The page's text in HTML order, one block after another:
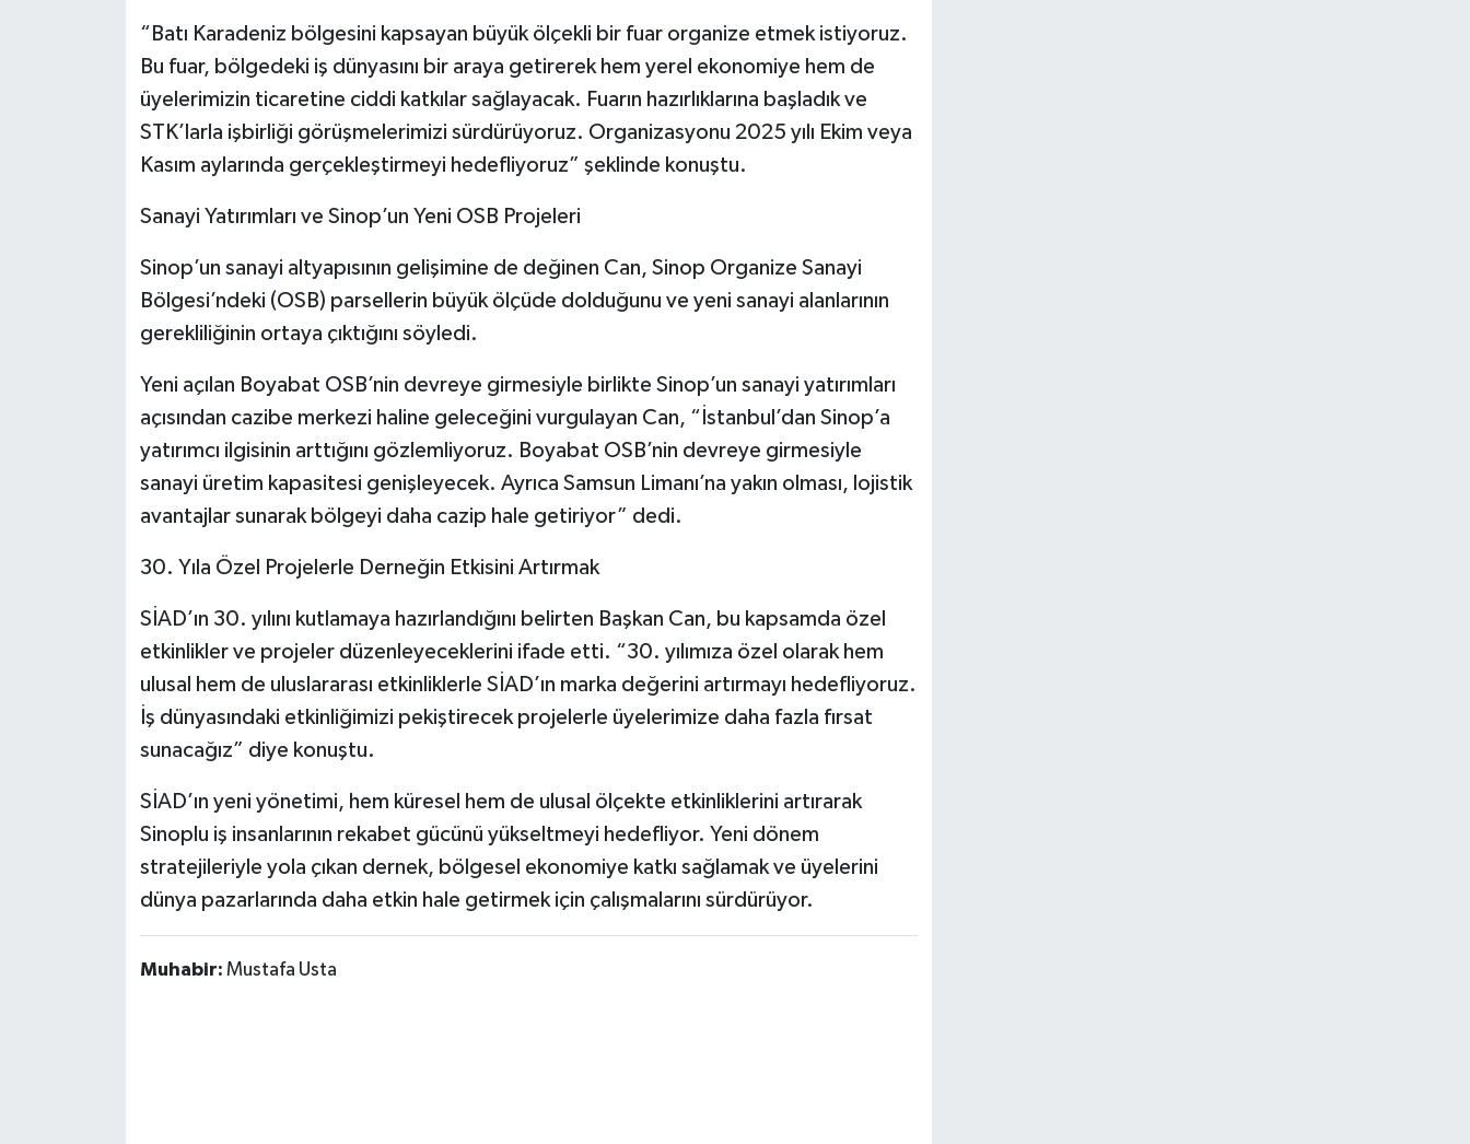
“Batı Karadeniz bölgesini kapsayan büyük ölçekli bir fuar organize etmek istiyoruz.
Bu fuar, bölgedeki iş dünyasını bir araya getirerek hem yerel ekonomiye hem de
üyelerimizin ticaretine ciddi katkılar sağlayacak. Fuarın hazırlıklarına başladık ve
STK’larla işbirliği görüşmelerimizi sürdürüyoruz. Organizasyonu 2025 yılı Ekim veya
Kasım aylarında gerçekleştirmeyi hedefliyoruz” şeklinde konuştu.
Sanayi Yatırımları ve Sinop’un Yeni OSB Projeleri
Sinop’un sanayi altyapısının gelişimine de değinen Can, Sinop Organize Sanayi
Bölgesi’ndeki (OSB) parsellerin büyük ölçüde dolduğunu ve yeni sanayi alanlarının
gerekliliğinin ortaya çıktığını söyledi.
Yeni açılan Boyabat OSB’nin devreye girmesiyle birlikte Sinop’un sanayi yatırımları
açısından cazibe merkezi haline geleceğini vurgulayan Can, “İstanbul’dan Sinop’a
yatırımcı ilgisinin arttığını gözlemliyoruz. Boyabat OSB’nin devreye girmesiyle
sanayi üretim kapasitesi genişleyecek. Ayrıca Samsun Limanı’na yakın olması, lojistik
avantajlar sunarak bölgeyi daha cazip hale getiriyor” dedi.
30. Yıla Özel Projelerle Derneğin Etkisini Artırmak
SİAD’ın 30. yılını kutlamaya hazırlandığını belirten Başkan Can, bu kapsamda özel
etkinlikler ve projeler düzenleyeceklerini ifade etti. “30. yılımıza özel olarak hem
ulusal hem de uluslararası etkinliklerle SİAD’ın marka değerini artırmayı hedefliyoruz.
İş dünyasındaki etkinliğimizi pekiştirecek projelerle üyelerimize daha fazla fırsat
sunacağız” diye konuştu.
SİAD’ın yeni yönetimi, hem küresel hem de ulusal ölçekte etkinliklerini artırarak
Sinoplu iş insanlarının rekabet gücünü yükseltmeyi hedefliyor. Yeni dönem
stratejileriyle yola çıkan dernek, bölgesel ekonomiye katkı sağlamak ve üyelerini
dünya pazarlarında daha etkin hale getirmek için çalışmalarını sürdürüyor.
Muhabir: Mustafa Usta